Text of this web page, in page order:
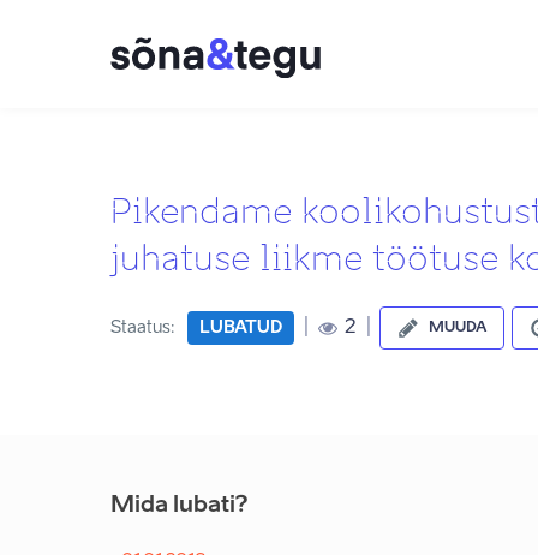
Pikendame
juhatuse liikme töötuse
Staatus: LUBATUD 2 MUUDA
Mida lubati?